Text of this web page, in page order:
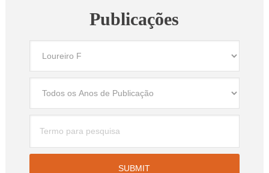
Publicações